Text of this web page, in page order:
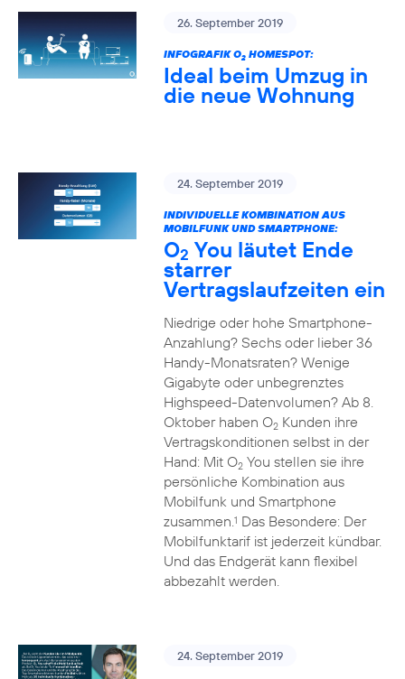
26. September 2019
INFOGRAFIK O2HOMESPOT:
Ideal beim Umzug in
die neue Wohnung
24. September 2019
INDIVIDUELLE KOMBINATION AUS
MOBILFUNK UND SMARTPHONE:
O2 You läutet Ende
starrer
Vertragslaufzeiten ein
Niedrige oder hohe Smartphone-
Anzahlung? Sechs oder lieber 36
Handy-Monatsraten? Wenige
Gigabyte oder unbegrenztes
Highspeed-Datenvolumen? Ab 8.
Oktober haben O2Kunden ihre
Vertragskonditionen selbst in der
Hand: Mit O2You stellen sie ihre
persönliche Kombination aus
Mobilfunk und Smartphone
zusammen.1 Das Besondere: Der
Mobilfunktarif ist jederzeit kündbar.
Und das Endgerät kann flexibel
abbezahlt werden.
24. September 2019